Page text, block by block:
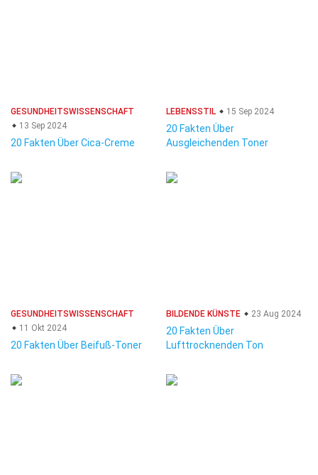
GESUNDHEITSWISSENSCHAFT
13 Sep 2024
20 Fakten Über Cica-Creme
LEBENSSTIL 15 Sep 2024
20 Fakten Über
Ausgleichenden Toner
GESUNDHEITSWISSENSCHAFT
11 Okt 2024
20 Fakten Über Beifuß-Toner
BILDENDE KÜNSTE 23 Aug 2024
20 Fakten Über
Lufttrocknenden Ton